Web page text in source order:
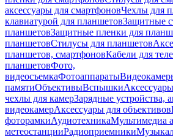
аксессуары для смартфоновЧехлы для
клавиатурой для планшетовЗащитные
планшетовЗащитные пленки для
планшетовСтилусы для планшетов
планшетов, смартфоновКабели для
планшетовФото,
видеосъемкаФотоаппараты
памятиОбъективыВспышки
чехлы для камерЗарядные устройства,
видеокамерАксессуары для объективов
фоторамкиАудиотехникаМультимедиа
метеостанцииРадиоприемники